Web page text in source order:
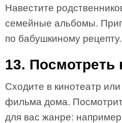
Навестите
семейные альбомы.
по бабушкиному рецепту.
13. Посмотреть
Сходите в кинотеатр
фильма дома.
для вас жанре: